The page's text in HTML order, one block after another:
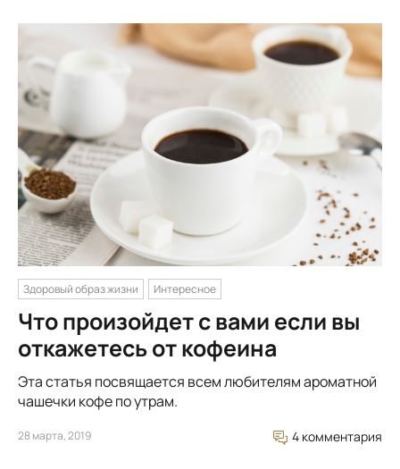
Здоровый образ жизни Интересное
Что произойдет с вами если вы
откажетесь от кофеина
Эта статья посвящается всем любителям ароматной
чашечки кофе по утрам.
28 марта, 2019 4 комментария